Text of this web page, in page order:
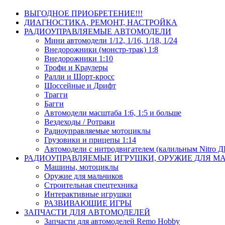
ВЫГОДНОЕ ПРИОБРЕТЕНИЕ!!!
ДИАГНОСТИКА, РЕМОНТ, НАСТРОЙКА
РАДИОУПРАВЛЯЕМЫЕ АВТОМОДЕЛИ
Мини автомодели 1/12, 1/16, 1/18, 1/24
Внедорожники (монстр-трак) 1:8
Внедорожники 1:10
Трофи и Краулеры
Ралли и Шорт-кросс
Шоссейные и Дрифт
Трагги
Багги
Автомодели масштаба 1:6, 1:5 и больше
Вездеходы / Ротраки
Радиоуправляемые мотоциклы
Грузовики и прицепы 1:14
Автомодели с нитродвигателем (калильным Nitro
РАДИОУПРАВЛЯЕМЫЕ ИГРУШКИ, ОРУЖИЕ ДЛЯ
Машины, мотоциклы
Оружие для мальчиков
Строительная спецтехника
Интерактивные игрушки
РАЗВИВАЮЩИЕ ИГРЫ
ЗАПЧАСТИ ДЛЯ АВТОМОДЕЛЕЙ
Запчасти для автомоделей Remo Hobby